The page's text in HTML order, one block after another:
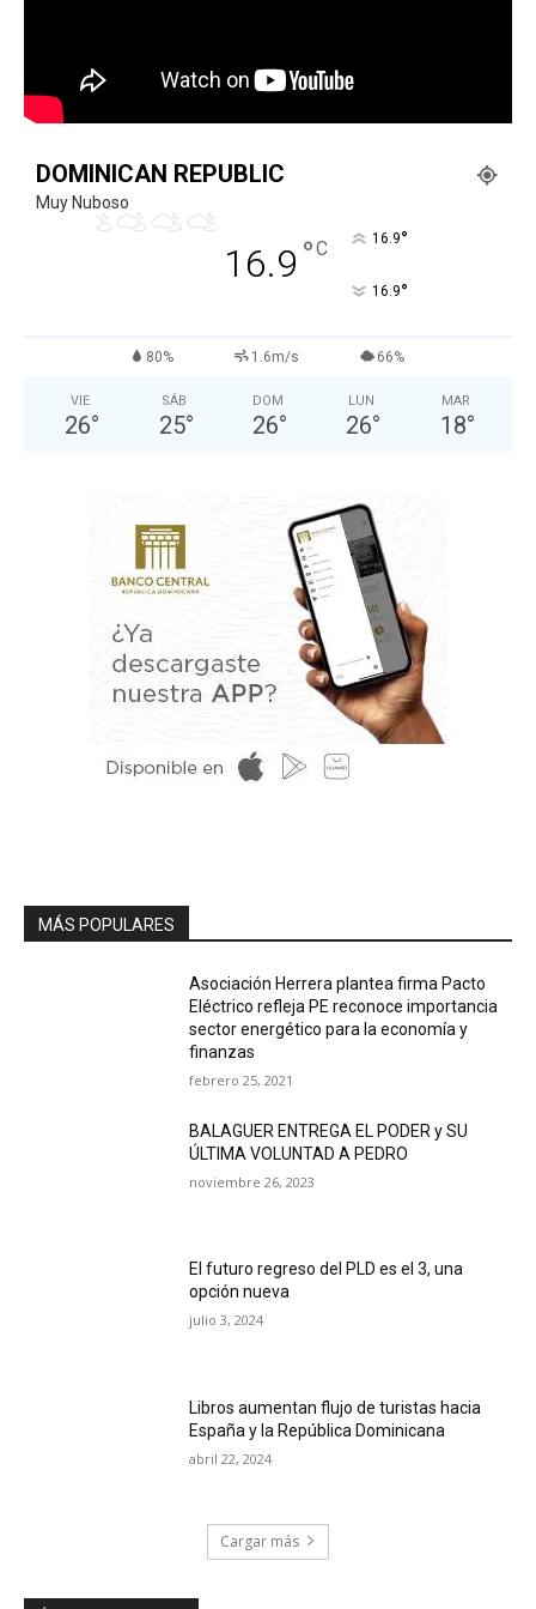
DOMINICAN REPUBLIC
Muy Nuboso
16.9 °C 16.9°
16.9°
80% 1.6m/s 66%
VIE
26°
SÁB
25°
DOM
26°
LUN
26°
MAR
18°
MÁS POPULARES
Asociación Herrera plantea firma Pacto
Eléctrico refleja PE reconoce importancia
sector energético para la economía y
finanzas
febrero 25, 2021
BALAGUER ENTREGA EL PODER y SU
ÚLTIMA VOLUNTAD A PEDRO
noviembre 26, 2023
El futuro regreso del PLD es el 3, una
opción nueva
julio 3, 2024
Libros aumentan flujo de turistas hacia
España y la República Dominicana
abril 22, 2024
Cargar más